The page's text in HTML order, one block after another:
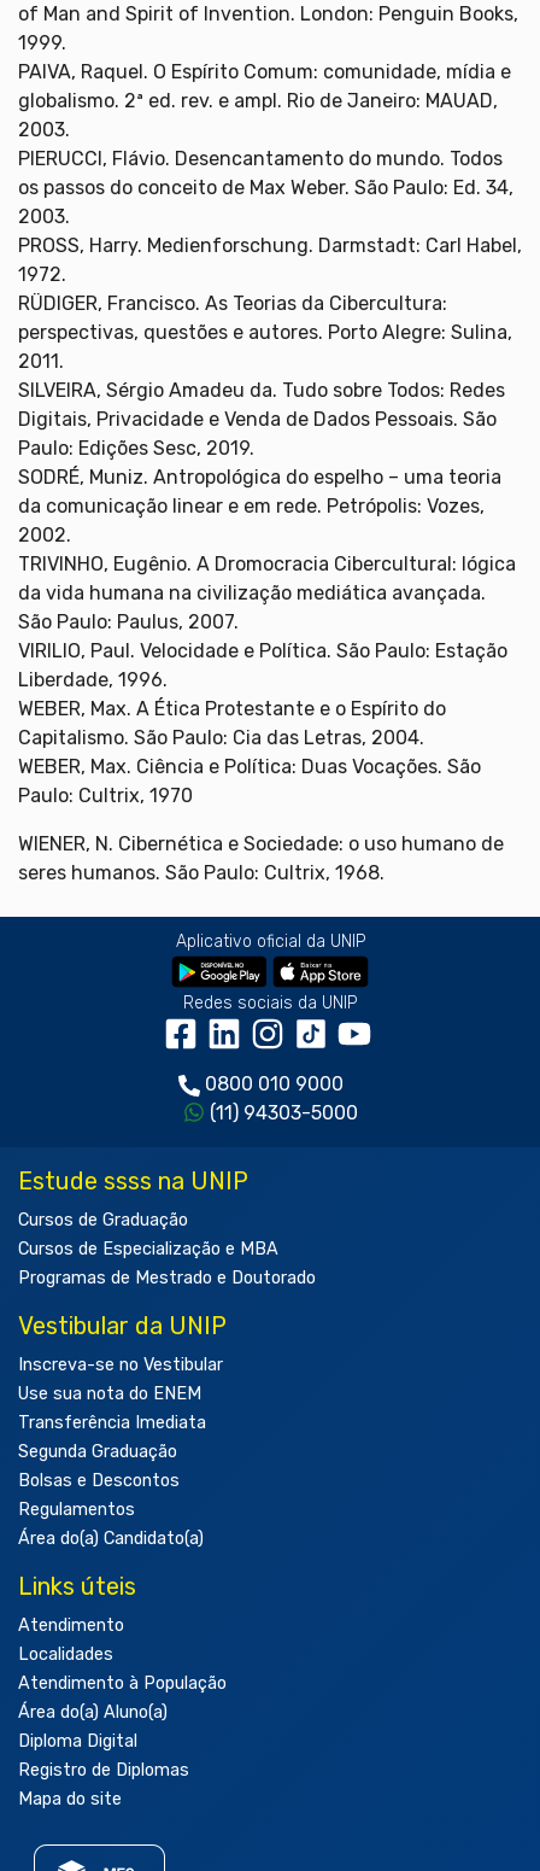
of Man and Spirit of Invention. London: Penguin Books,
1999.
PAIVA, Raquel. O Espírito Comum: comunidade, mídia e
globalismo. 2ª ed. rev. e ampl. Rio de Janeiro: MAUAD,
2003.
PIERUCCI, Flávio. Desencantamento do mundo. Todos
os passos do conceito de Max Weber. São Paulo: Ed. 34,
2003.
PROSS, Harry. Medienforschung. Darmstadt: Carl Habel,
1972.
RÜDIGER, Francisco. As Teorias da Cibercultura:
perspectivas, questões e autores. Porto Alegre: Sulina,
2011.
SILVEIRA, Sérgio Amadeu da. Tudo sobre Todos: Redes
Digitais, Privacidade e Venda de Dados Pessoais. São
Paulo: Edições Sesc, 2019.
SODRÉ, Muniz. Antropológica do espelho – uma teoria
da comunicação linear e em rede. Petrópolis: Vozes,
2002.
TRIVINHO, Eugênio. A Dromocracia Cibercultural: lógica
da vida humana na civilização mediática avançada.
São Paulo: Paulus, 2007.
VIRILIO, Paul. Velocidade e Política. São Paulo: Estação
Liberdade, 1996.
WEBER, Max. A Ética Protestante e o Espírito do
Capitalismo. São Paulo: Cia das Letras, 2004.
WEBER, Max. Ciência e Política: Duas Vocações. São
Paulo: Cultrix, 1970
WIENER, N. Cibernética e Sociedade: o uso humano de
seres humanos. São Paulo: Cultrix, 1968.
Aplicativo oficial da UNIP
Redes sociais da UNIP
0800 010 9000
(11) 94303-5000
Estude ssss na UNIP
Cursos de Graduação
Cursos de Especialização e MBA
Programas de Mestrado e Doutorado
Vestibular da UNIP
Inscreva-se no Vestibular
Use sua nota do ENEM
Transferência Imediata
Segunda Graduação
Bolsas e Descontos
Regulamentos
Área do(a) Candidato(a)
Links úteis
Atendimento
Localidades
Atendimento à População
Área do(a) Aluno(a)
Diploma Digital
Registro de Diplomas
Mapa do site